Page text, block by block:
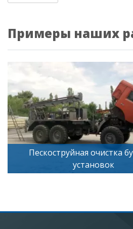
Примеры наших
очистка буровых